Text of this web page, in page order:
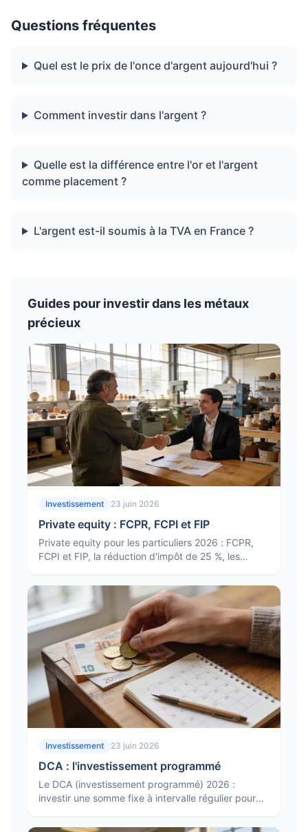
Questions fréquentes
Quel est le prix de l'once d'argent aujourd'hui ?
Comment investir dans l'argent ?
Quelle est la différence entre l'or et l'argent
comme placement ?
L'argent est-il soumis à la TVA en France ?
Guides pour investir dans les métaux
précieux
Investissement 23 juin 2026
Private equity : FCPR, FCPI et FIP
Private equity pour les particuliers 2026 : FCPR,
FCPI et FIP, la réduction d'impôt de 25 %, les
adapté.
Investissement 23 juin 2026
DCA : l'investissement programmé
Le DCA (investissement programmé) 2026 :
investir une somme fixe à intervalle régulier pour
et la stratégie.